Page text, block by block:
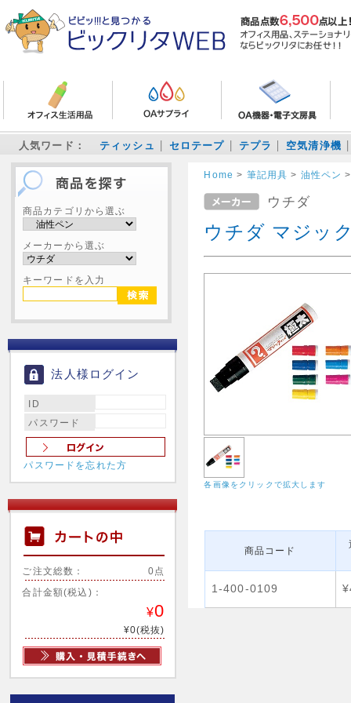
人気ワード： ティッシュ セロテープ テプラ 空気清浄機
商品カテゴリから選ぶ
メーカーから選ぶ
キーワードを入力
法人様ログイン
ID
パスワード
パスワードを忘れた方
ご注文総数： 0点
合計金額(税込)：
¥0
¥0(税抜)
Home > 筆記用具 > 油性ペン
ウチダ
ウチダ マジッ
各画像をクリックで拡大します
商品コード
1-400-0109